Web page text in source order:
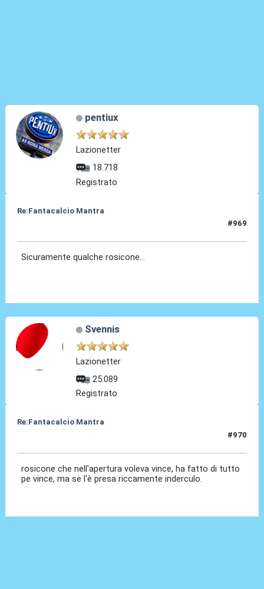
pentiux
Lazionetter
18.718
Registrato
Re:Fantacalcio Mantra
#969
Sicuramente qualche rosicone...
Svennis
Lazionetter
25.089
Registrato
Re:Fantacalcio Mantra
#970
rosicone che nell'apertura voleva vince, ha fatto di tutto
pe vince, ma se l'è presa riccamente inderculo.